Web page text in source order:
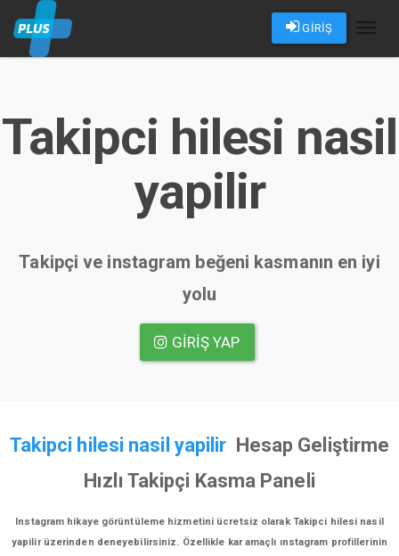
GİRİŞ
Takipci hilesi nasil
yapilir
Takipçi ve instagram beğeni kasmanın en iyi
yolu
GIRIŞ YAP
Takipci hilesi nasil yapilir Hesap Geliştirme
Hızlı Takipçi Kasma Paneli
Instagram hikaye görüntüleme hizmetini ücretsiz olarak Takipci hilesi nasil
yapilir üzerinden deneyebilirsiniz. Özellikle kar amaçlı ınstagram profillerinin